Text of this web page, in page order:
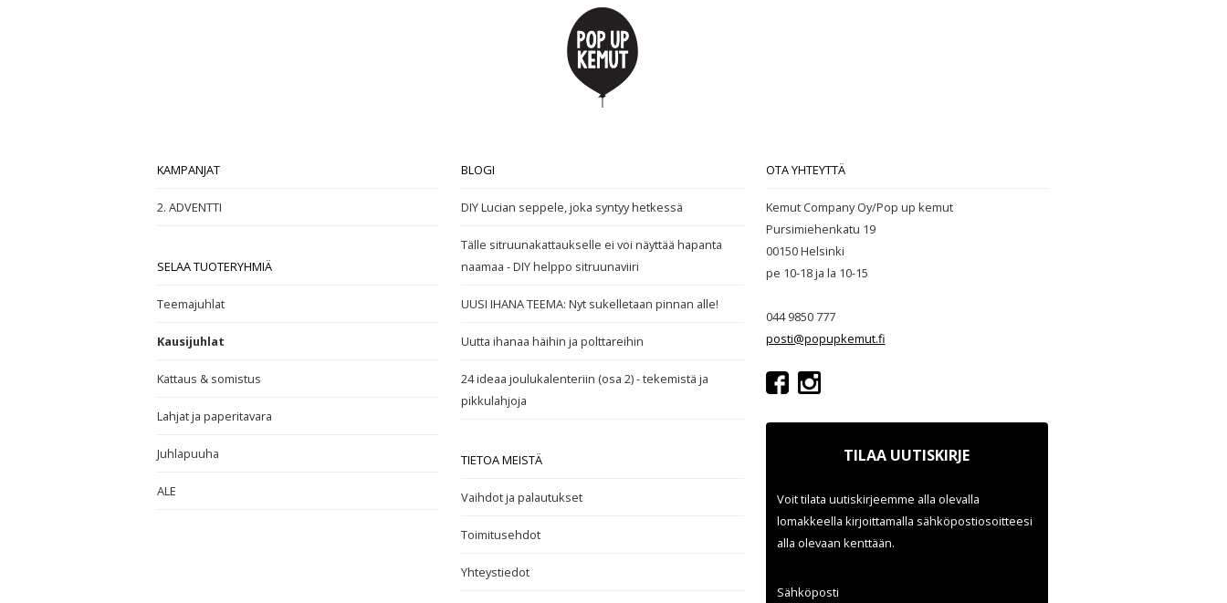
KAMPANJAT
2. ADVENTTI
SELAA TUOTERYHMIÄ
Teemajuhlat
Kausijuhlat
Kattaus & somistus
Lahjat ja paperitavara
Juhlapuuha
ALE
BLOGI
DIY Lucian seppele, joka syntyy hetkessä
Tälle sitruunakattaukselle ei voi näyttää hapanta
naamaa - DIY helppo sitruunaviiri
UUSI IHANA TEEMA: Nyt sukelletaan pinnan alle!
Uutta ihanaa häihin ja polttareihin
24 ideaa joulukalenteriin (osa 2) - tekemistä ja
pikkulahjoja
TIETOA MEISTÄ
Vaihdot ja palautukset
Toimitusehdot
Yhteystiedot
OTA YHTEYTTÄ
Kemut Company Oy/Pop up kemut
Pursimiehenkatu 19
00150 Helsinki
pe 10-18ja la 10-15
044 9850 777
posti@popupkemut.fi
TILAA UUTISKIRJE
Voit tilata uutiskirjeemme alla olevalla
lomakkeella kirjoittamalla sähköpostiosoitteesi
alla olevaan kenttään.
Sähköposti